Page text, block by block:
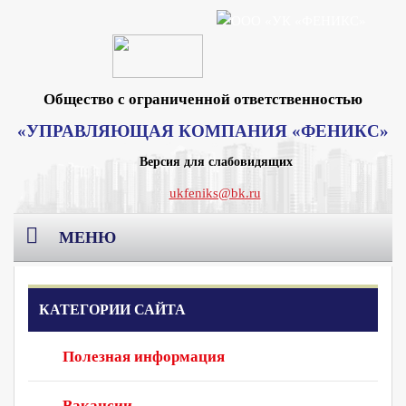
Общество с ограниченной ответственностью
«УПРАВЛЯЮЩАЯ КОМПАНИЯ «ФЕНИКС»
Версия для слабовидящих
ukfeniks@bk.ru
МЕНЮ
Главная
О компании
Реквизиты Москва
Раскрытие информации
КАТЕГОРИИ САЙТА
Полезная информация